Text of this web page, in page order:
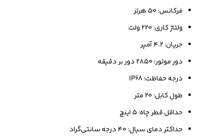
فرکانس: ۵۰ هرتز
ولتاژ کاری: ۲۲۰ ولت
جریان: ۴.۲ آمپر
دور موتور: ۲۸۵۰ دور بر دقیقه
درجه حفاظت: IP68
طول کابل: ۲۰ متر
حداقل قطر چاه: ۵ اینچ
حداکثر دمای سیال: ۴۰ درجه سانتی‌گراد